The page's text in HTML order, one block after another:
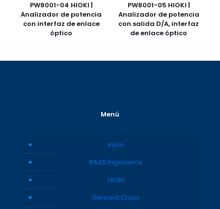
PW8001-04 HIOKI |
Analizador de potencia
con interfaz de enlace
óptico
PW8001-05 HIOKI |
Analizador de potencia
con salida D/A, interfaz
de enlace óptico
Menú
Inicio
RAAD Ingenieros
HIOKI
Gennect Cross